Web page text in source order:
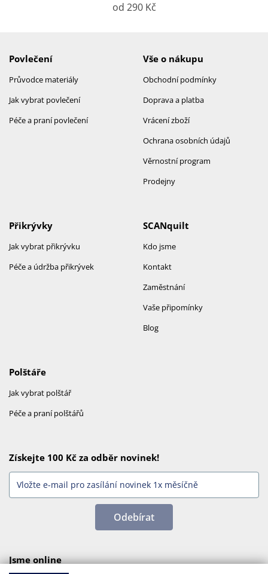
od 290 Kč
Povlečení
Průvodce materiály
Jak vybrat povlečení
Péče a praní povlečení
Vše o nákupu
Obchodní podmínky
Doprava a platba
Vrácení zboží
Ochrana osobních údajů
Věrnostní program
Prodejny
SCANquilt
Kdo jsme
Kontakt
Zaměstnání
Vaše připomínky
Blog
Přikrývky
Jak vybrat přikrývku
Péče a údržba přikrývek
Polštáře
Jak vybrat polštář
Péče a praní polštářů
Získejte 100 Kč za odběr novinek!
Odebírat
Jsme online